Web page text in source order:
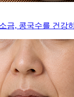
금, 콩국수를 건강